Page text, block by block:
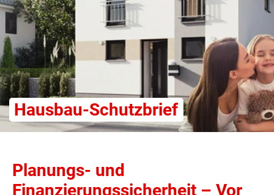
Hausbau-Schutzbrief
Planungs- und
Finanzierungssicherheit – Vor